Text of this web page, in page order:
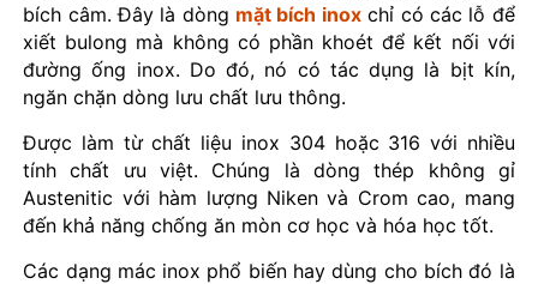
bích câm. Đây là dòng mặt bích inoxchỉ có các lỗ để
xiết bulong mà không có phần khoét để kết nối với
đường ống inox. Do đó, nó có tác dụng là bịt kín,
ngăn chặn dòng lưu chất lưu thông.
Được làm từ chất liệu inox 304 hoặc 316 với nhiều
tính chất ưu việt. Chúng là dòng thép không gỉ
Austenitic với hàm lượng Niken và Crom cao, mang
đến khả năng chống ăn mòn cơ học và hóa học tốt.
Các dạng mác inox phổ biến hay dùng cho bích đó là